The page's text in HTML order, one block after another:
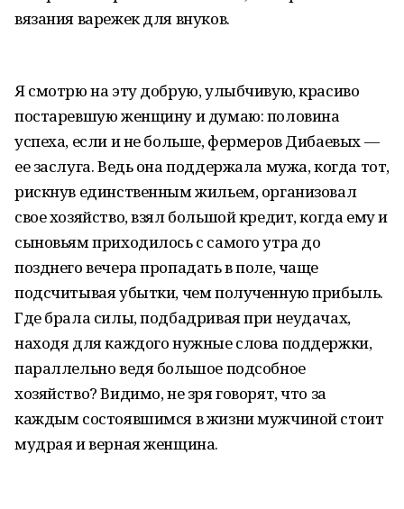
вязания варежек для внуков.
Я смотрю на эту добрую, улыбчивую, красиво
постаревшую женщину и думаю: половина
успеха, если и не больше, фермеров Дибаевых —
ее заслуга. Ведь она поддержала мужа, когда тот,
рискнув единственным жильем, организовал
свое хозяйство, взял большой кредит, когда ему и
сыновьям приходилось с самого утра до
позднего вечера пропадать в поле, чаще
подсчитывая убытки, чем полученную прибыль.
Где брала силы, подбадривая при неудачах,
находя для каждого нужные слова поддержки,
параллельно ведя большое подсобное
хозяйство? Видимо, не зря говорят, что за
каждым состоявшимся в жизни мужчиной стоит
мудрая и верная женщина.